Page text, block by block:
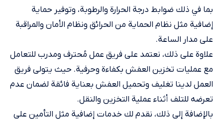
بما في ذلك ضوابط درجة الحرارة والرطوبة، وتوفير حماية
إضافية مثل نظام الحماية من الحرائق ونظام الأمان والمراقبة
على مدار الساعة.
علاوة على ذلك، نعتمد على فريق عمل مُحترف ومدرب للتعامل
مع عمليات تخزين العفش بكفاءة وحرفية. حيث يتولى فريق
العمل لدينا تغليف وتحميل العفش بعناية فائقة لضمان عدم
تعرضه للتلف أثناء عملية التخزين والنقل.
بالإضافة إلى ذلك، نقدم لك خدمات إضافية مثل التأمين على